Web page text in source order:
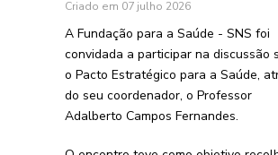
Criado em 07 julho 2026
A Fundação para a Saúde - SNS foi
convidada a participar na discussão
o Pacto Estratégico para a Saúde,
do seu coordenador, o Professor
Adalberto Campos Fernandes.